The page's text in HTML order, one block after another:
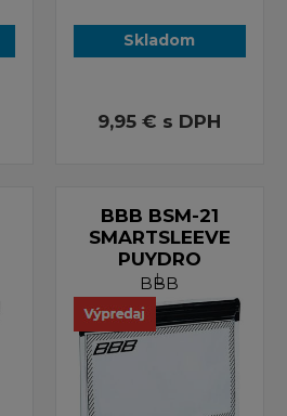
Skladom
9,95 € s DPH
BBB BSM-21
SMARTSLEEVE
PUYDRO
L
BBB